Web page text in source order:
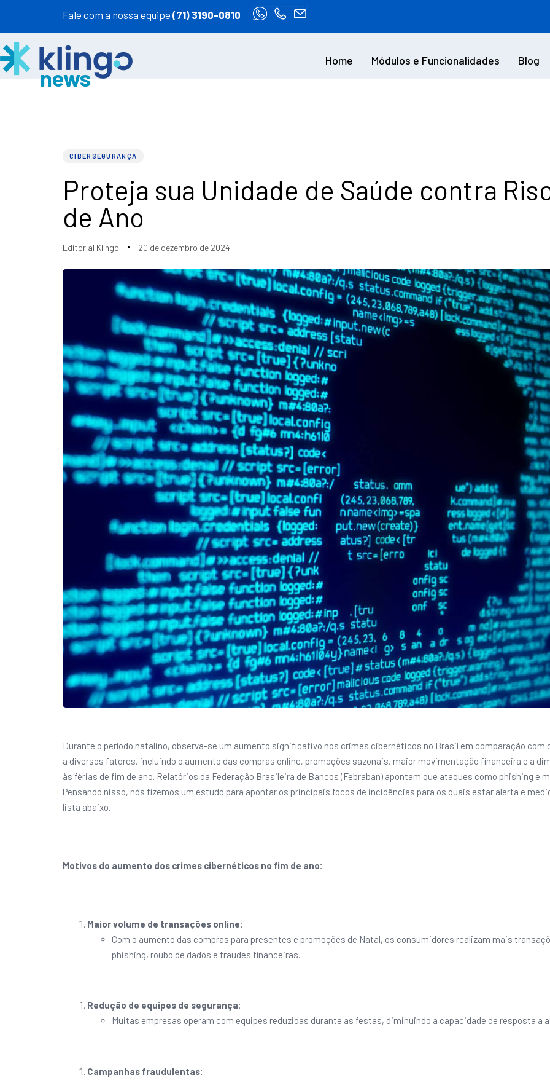
Fale com a nossa equipe (71) 3190-0810
Home Módulos e Funcionalidades Blog
CIBERSEGURANÇA
Proteja sua Unidade de Saúde contra
de Ano
Editorial Klingo 20 de dezembro de 2024
Durante o período natalino, observa-se um aumento significativo nos crimes cibernéticos no Brasil em comparação
a diversos fatores, incluindo o aumento das compras online, promoções sazonais, maior movimentação financeira e a
às férias de fim de ano. Relatórios da Federação Brasileira de Bancos (Febraban) apontam que ataques como phishing e
Pensando nisso, nós fizemos um estudo para apontar os principais focos de incidências para os quais estar alerta e
lista abaixo.
Motivos do aumento dos crimes cibernéticos no fim de ano:
Maior volume de transações online:
Com o aumento das compras para presentes e promoções de Natal, os consumidores realizam mais
phishing, roubo de dados e fraudes financeiras.
Redução de equipes de segurança:
Muitas empresas operam com equipes reduzidas durante as festas, diminuindo a capacidade de resposta a
Campanhas fraudulentas: